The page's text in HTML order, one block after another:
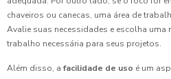
chaveiros ou canecas, uma área de
Avalie suas necessidades e escolha uma
trabalho necessária para seus projetos.
Além disso, a facilidade de uso é um